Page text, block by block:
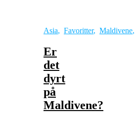
Asia, Favoritter, Maldivene,
Er
det
dyrt
på
Maldivene?